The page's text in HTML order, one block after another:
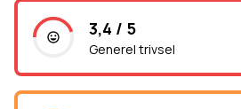
3,4 / 5
Generel trivsel